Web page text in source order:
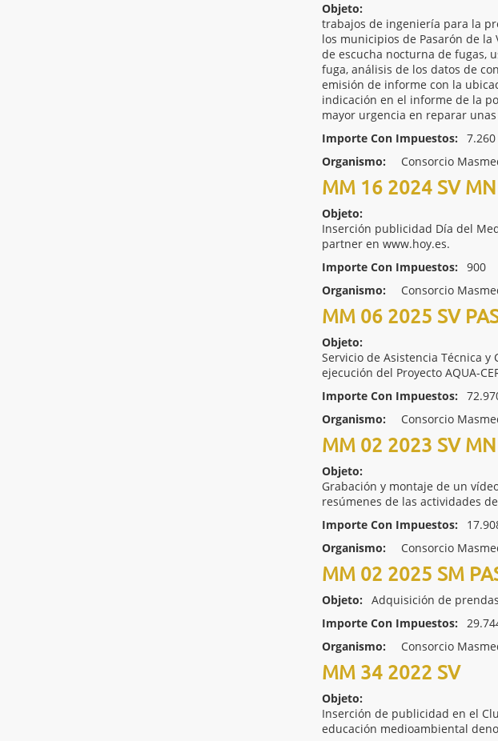
Objeto:
trabajos de ingeniería para la
los municipios de Pasarón de
de escucha nocturna de fugas,
fuga, análisis de los datos de
emisión de informe con la
indicación en el informe de la
mayor urgencia en reparar
Importe Con Impuestos:
7.260
Organismo:
Consorcio
MM 16 2024 SV MN
Objeto:
Inserción publicidad Día del
partner en www.hoy.es.
Importe Con Impuestos:
900
Organismo:
Consorcio
MM 06 2025 SV
Objeto:
Servicio de Asistencia Técnica
ejecución del Proyecto AQUA-
Importe Con Impuestos:
Organismo:
Consorcio
MM 02 2023 SV MN
Objeto:
Grabación y montaje de un
resúmenes de las actividades
Importe Con Impuestos:
Organismo:
Consorcio
MM 02 2025 SM
Objeto:
Adquisición de
Importe Con Impuestos:
Organismo:
Consorcio
MM 34 2022 SV
Objeto:
Inserción de publicidad en el
educación medioambiental